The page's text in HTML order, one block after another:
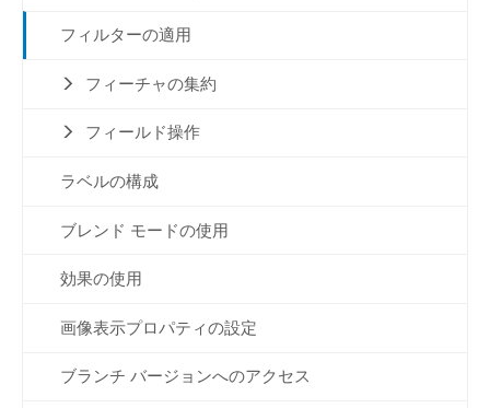
フィルターの適用
フィーチャの集約
フィールド操作
ラベルの構成
ブレンド モードの使用
効果の使用
画像表示プロパティの設定
ブランチ バージョンへのアクセス